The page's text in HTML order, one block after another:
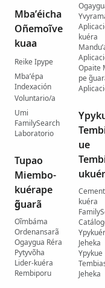
Mba’éicha
Oñemoĩve
kuaa
Reike Ipype
Mba’épa
Indexación
Voluntario/a
Umi
FamilySearch
Laboratorio
Tupao
Miembo-
kuérape
g̃uarã
Oĩmbáma
Ordenansarã
Ogaygua Réra
Pytyvõha
Lider-kuéra
Rembiporu
kuéra
Opaite
pe
ue
kuéra
Jeheka
Ypykue
Jeheka